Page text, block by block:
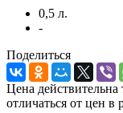
0,5 л.
-
Поделиться
Цена действительна
отличаться от цен в